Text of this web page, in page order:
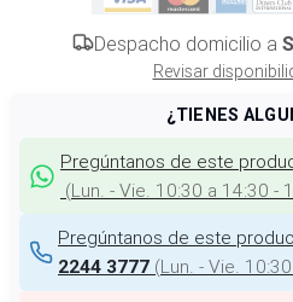
Despacho domicilio a
Revisar
¿TIENES
Pregúntanos de este
(Lun. - Vie. 10:30 a 14:30 -
Pregúntanos de este
2244 3777 (Lun. - Vie.